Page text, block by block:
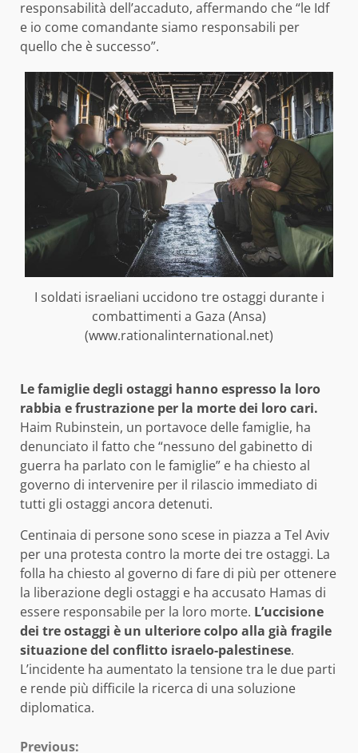
responsabilità dell’accaduto, affermando che “le Idf
e io come comandante siamo responsabili per
quello che è successo”.
I soldati israeliani uccidono tre ostaggi durante i
combattimenti a Gaza (Ansa)
(www.rationalinternational.net)
Le famiglie degli ostaggi hanno espresso la loro
rabbia e frustrazione per la morte dei loro cari.
Haim Rubinstein, un portavoce delle famiglie, ha
denunciato il fatto che “nessuno del gabinetto di
guerra ha parlato con le famiglie” e ha chiesto al
governo di intervenire per il rilascio immediato di
tutti gli ostaggi ancora detenuti.
Centinaia di persone sono scese in piazza a Tel Aviv
per una protesta contro la morte dei tre ostaggi. La
folla ha chiesto al governo di fare di più per ottenere
la liberazione degli ostaggi e ha accusato Hamas di
essere responsabile per la loro morte. L’uccisione
dei tre ostaggi è un ulteriore colpo alla già fragile
situazione del conflitto israelo-palestinese.
L’incidente ha aumentato la tensione tra le due parti
e rende più difficile la ricerca di una soluzione
diplomatica.
Previous: